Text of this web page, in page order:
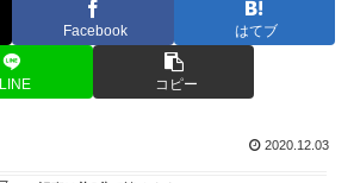
Facebook はてブ
LINE コピー
2020.12.03